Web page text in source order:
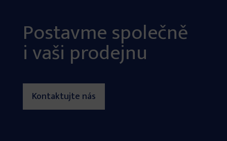
Postavme společně
i vaši prodejnu
Kontaktujte nás